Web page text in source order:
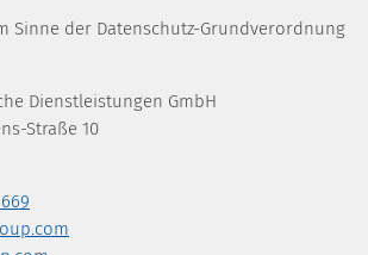
Sinne der Datenschutz-Grundverordnung
Dienstleistungen GmbH
Straße 10